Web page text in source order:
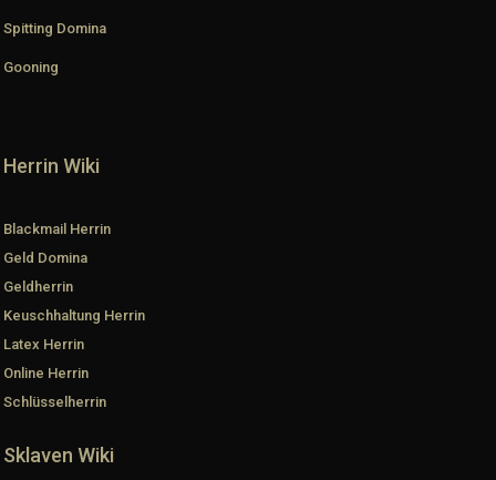
Spitting Domina
Gooning
Herrin Wiki
Blackmail Herrin
Geld Domina
Geldherrin
Keuschhaltung Herrin
Latex Herrin
Online Herrin
Schlüsselherrin
Sklaven Wiki